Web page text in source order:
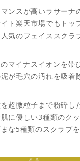
ンスが高いラサーナ
ト楽天市場でもトッ
気のフェイススクラ
マイナスイオンを帯
が毛穴の汚れを吸着
超微粒子まで粉砕し
に優しい3種類のク
な5種類のスクラブを